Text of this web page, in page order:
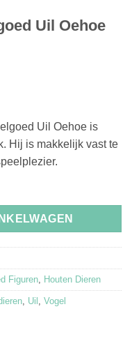
Uil Oehoe
Uil Oehoe is
Hij is makkelijk vast te
Figuren Houten Dieren
Uil Vogel